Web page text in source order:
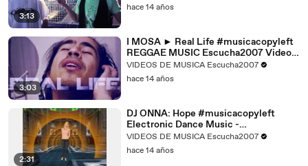
3:13
hace 14 años
3:03
I MOSA ► Real Life #musicacopyleft
REGGAE MUSIC Escucha2007 Videos
de Música
VIDEOS DE MUSICA Escucha2007
hace 14 años
2:31
DJ ONNA: Hope #musicacopyleft
Electronic Dance Music -
Escucha2007 Videos
VIDEOS DE MUSICA Escucha2007
hace 14 años